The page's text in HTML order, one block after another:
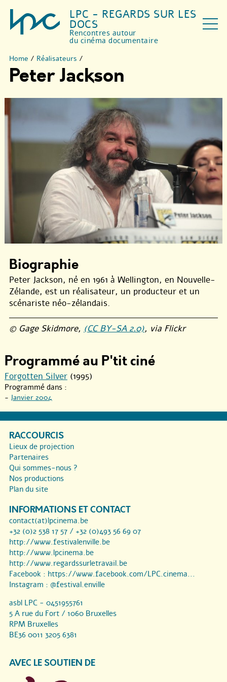
LPC - REGARDS SUR LES
DOCS
Rencontres autour
du cinéma documentaire
Home / Réalisateurs /
Peter Jackson
Biographie
Peter Jackson, né en 1961 à Wellington, en Nouvelle-
Zélande, est un réalisateur, un producteur et un
scénariste néo-zélandais.
© Gage Skidmore, (CC BY-SA 2.0), via Flickr
Programmé au P'tit ciné
Forgotten Silver (1995)
Programmé dans :
- Janvier 2004
RACCOURCIS
Lieux de projection
Partenaires
Qui sommes-nous ?
Nos productions
Plan du site
INFORMATIONS ET CONTACT
contact(at)lpcinema.be
+32 (0)2 538 17 57 / +32 (0)493 56 69 07
http://www.festivalenville.be
http://www.lpcinema.be
http://www.regardssurletravail.be
Facebook : https://www.facebook.com/LPC.cinema...
Instagram : @festival.enville
asbl LPC - 0451955761
5 A rue du Fort / 1060 Bruxelles
RPM Bruxelles
BE36 0011 3205 6381
AVEC LE SOUTIEN DE